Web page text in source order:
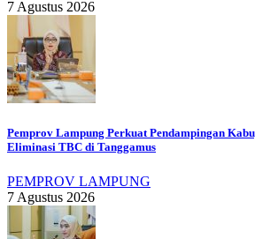
7 Agustus 2026
Pemprov Lampung Perkuat Pendampingan
Eliminasi TBC di Tanggamus
PEMPROV LAMPUNG
7 Agustus 2026